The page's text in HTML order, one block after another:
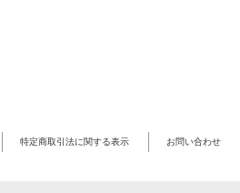
特定商取引法に関する表示 お問い合わせ